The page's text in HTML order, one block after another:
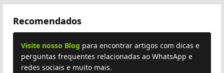
Recomendados
Visite nosso Blog para encontrar artigos com dicas e
perguntas frequentes relacionadas ao WhatsApp e
redes sociais e muito mais.